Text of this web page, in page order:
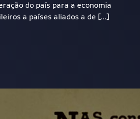
do país para a economia
a países aliados a de […]